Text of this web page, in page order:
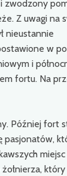
i zwodzony
Z uwagi na
nieustannie
w
i
fortu. Na
Później fort
pasjonatów,
miejsc
który